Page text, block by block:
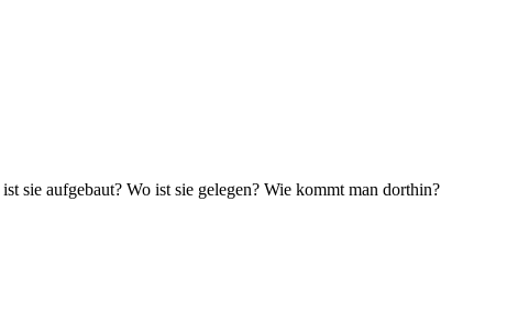
sie aufgebaut? Wo ist sie gelegen? Wie kommt man dorthin?